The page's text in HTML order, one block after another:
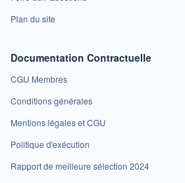
Plan du site
Documentation Contractuelle
CGU Membres
Conditions générales
Mentions légales et CGU
Politique d'exécution
Rapport de meilleure sélection 2024